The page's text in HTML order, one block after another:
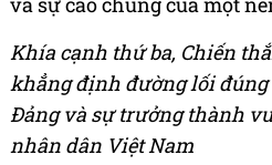
Khía cạnh thứ ba, Chiến
khẳng định đường lối đúng
Đảng và sự trưởng thành
nhân dân Việt Nam